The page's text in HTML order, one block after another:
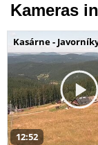
Kameras
Kasárne -
12:52